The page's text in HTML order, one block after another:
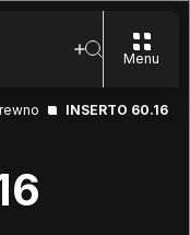
Menu
INSERTO 60.16